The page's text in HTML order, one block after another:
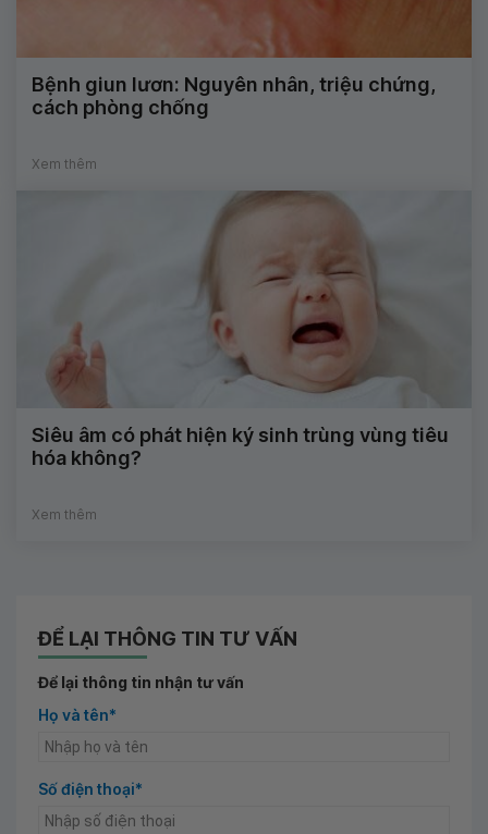
Bệnh giun lươn: Nguyên nhân, triệu chứng,
cách phòng chống
Xem thêm
Siêu âm có phát hiện ký sinh trùng vùng tiêu
hóa không?
Xem thêm
ĐỂ LẠI THÔNG TIN TƯ VẤN
Để lại thông tin nhận tư vấn
Họ và tên*
Số điện thoại*